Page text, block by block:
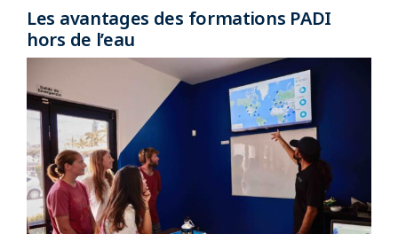
Les avantages des formations PADI
hors de l’eau